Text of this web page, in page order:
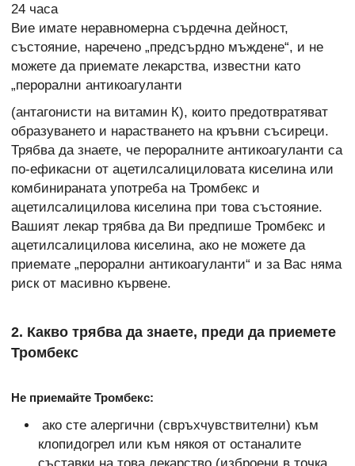
24 часа
Вие имате неравномерна сърдечна дейност,
състояние, наречено „предсърдно мъждене“, и не
можете да приемате лекарства, известни като
„перорални антикоагуланти
(антагонисти на витамин К), които предотвратяват
образуването и нарастването на кръвни съсиреци.
Трябва да знаете, че пероралните антикоагуланти са
по-ефикасни от ацетилсалициловата киселина или
комбинираната употреба на Тромбекс и
ацетилсалицилова киселина при това състояние.
Вашият лекар трябва да Ви предпише Тромбекс и
ацетилсалицилова киселина, ако не можете да
приемате „перорални антикоагуланти“ и за Вас няма
риск от масивно кървене.
2. Какво трябва да знаете, преди да приемете
Тромбекс
Не приемайте Тромбекс:
ако сте алергични (свръхчувствителни) към
клопидогрел или към някоя от останалите